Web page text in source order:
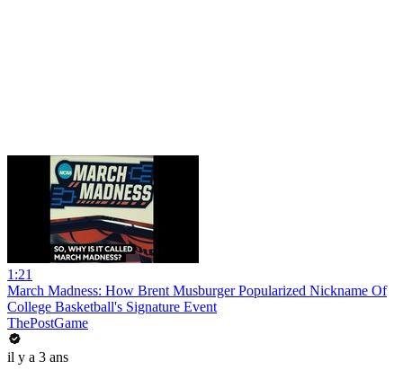
1:21
March Madness: How Brent Musburger Popularized Nickname Of
College Basketball's Signature Event
ThePostGame
il y a 3 ans